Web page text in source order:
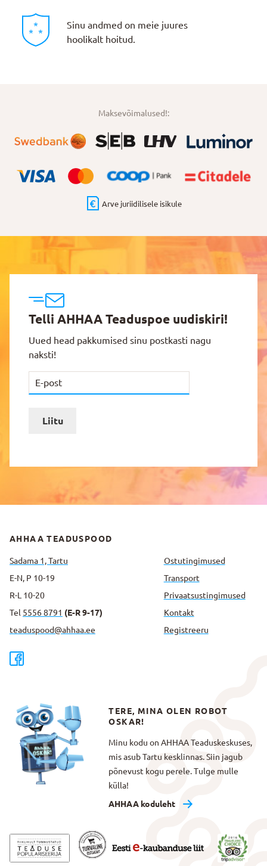
Sinu andmed on meie juures
hoolikalt hoitud.
Maksevõimalused!:
Arve juriidilisele isikule
Telli AHHAA Teaduspoe uudiskiri!
Uued head pakkumised sinu postkasti nagu
naksti!
Liitu
AHHAA TEADUSPOOD
Sadama 1, Tartu
E-N, P 10-19
R-L 10-20
Tel 5556 8791 (E-R 9-17)
teaduspood@ahhaa.ee
Ostutingimused
Transport
Privaatsus­tingimused
Kontakt
Registreeru
TERE, MINA OLEN ROBOT
OSKAR!
Minu kodu on AHHAA Teaduskeskuses,
mis asub Tartu kesklinnas. Siin jagub
põnevust kogu perele. Tulge mulle
külla!
AHHAA koduleht